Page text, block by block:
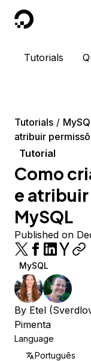
DigitalOcean
Tutorials
Tutorials
atribuir
Tutorial
Como
e
MySQL
Published on
MySQL
By Etel
Pimenta
Language
Português